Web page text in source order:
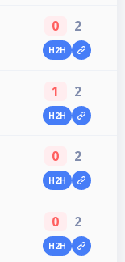
0 2
H2H
1 2
H2H
0 2
H2H
0 2
H2H